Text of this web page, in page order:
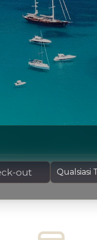
Tipo Yacht